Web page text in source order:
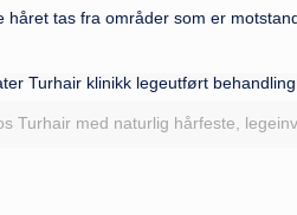
tas fra områder som er
Turhair med naturlig hårfeste,